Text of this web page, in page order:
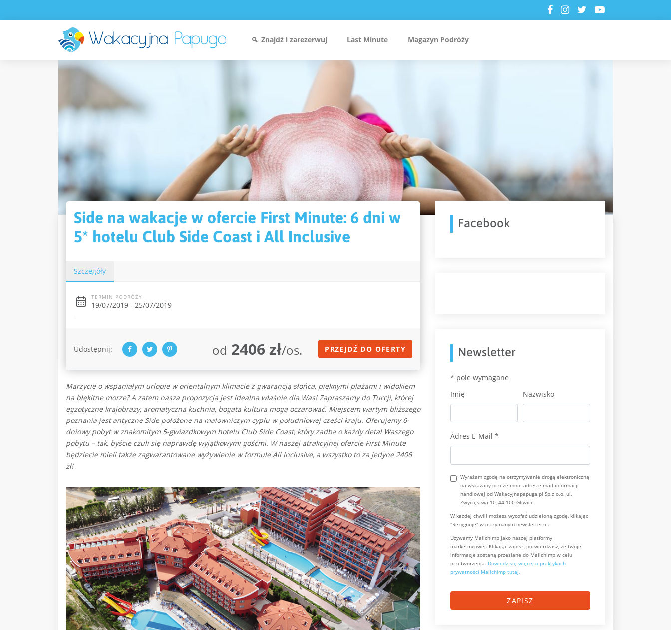
Znajdź i zarezerwuj Last Minute Magazyn Podróży
Side na wakacje w ofercie First Minute: 6 dni w
5* hotelu Club Side Coast i All Inclusive
Szczegóły
TERMIN PODRÓŻY
19/07/2019 - 25/07/2019
Udostępnij: od 2406 zł/os. PRZEJDŹ DO OFERTY
Marzycie o wspaniałym urlopie w orientalnym klimacie z gwarancją słońca, pięknymi plażami i widokiem
na błękitne morze? A zatem nasza propozycja jest idealna właśnie dla Was! Zapraszamy do Turcji, której
egzotyczne krajobrazy, aromatyczna kuchnia, bogata kultura mogą oczarować. Miejscem wartym bliższego
poznania jest antyczne Side położone na malowniczym cyplu w południowej części kraju. Oferujemy 6-
dniowy pobyt w znakomitym 5-gwiazdkowym hotelu Club Side Coast, który zadba o każdy detal Waszego
pobytu – tak, byście czuli się naprawdę wyjątkowymi gośćmi. W naszej atrakcyjnej ofercie First Minute
będziecie mieli także zagwarantowane wyżywienie w formule All Inclusive, a wszystko to za jedyne 2406
zł!
Facebook
Newsletter
* pole wymagane
Imię
Nazwisko
Adres E-Mail *
Wyrażam zgodę na otrzymywanie drogą elektroniczną
na wskazany przeze mnie adres e-mail informacji
handlowej od Wakacyjnapapuga.pl Sp.z o.o. ul.
Zwycięstwa 10, 44-100 Gliwice
W każdej chwili możesz wycofać udzieloną zgodę, klikając
"Rezygnuję" w otrzymanym newsletterze.
Używamy Mailchimp jako naszej platformy
marketingowej. Klikając zapisz, potwierdzasz, że twoje
informacje zostaną przesłane do Mailchimp w celu
przetworzenia. Dowiedz się więcej o praktykach
prywatności Mailchimp tutaj.
ZAPISZ